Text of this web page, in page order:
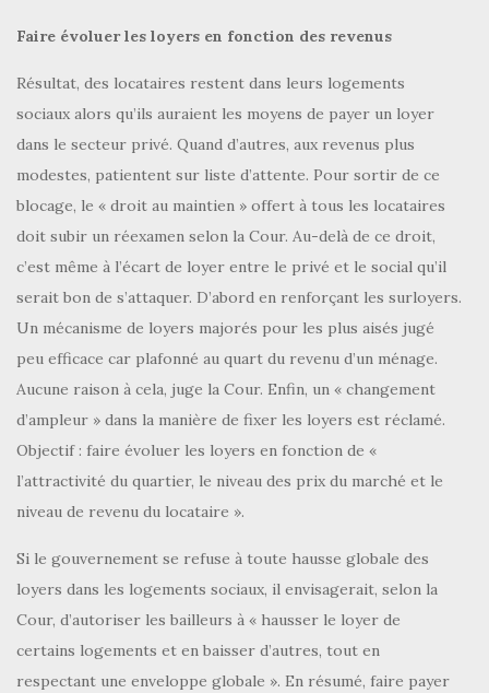
Faire évoluer les loyers en fonction des revenus
Résultat, des locataires restent dans leurs logements
sociaux alors qu’ils auraient les moyens de payer un loyer
dans le secteur privé. Quand d’autres, aux revenus plus
modestes, patientent sur liste d’attente. Pour sortir de ce
blocage, le « droit au maintien » offert à tous les locataires
doit subir un réexamen selon la Cour. Au-delà de ce droit,
c’est même à l’écart de loyer entre le privé et le social qu’il
serait bon de s’attaquer. D’abord en renforçant les surloyers.
Un mécanisme de loyers majorés pour les plus aisés jugé
peu efficace car plafonné au quart du revenu d’un ménage.
Aucune raison à cela, juge la Cour. Enfin, un « changement
d’ampleur » dans la manière de fixer les loyers est réclamé.
Objectif : faire évoluer les loyers en fonction de «
l’attractivité du quartier, le niveau des prix du marché et le
niveau de revenu du locataire ».
Si le gouvernement se refuse à toute hausse globale des
loyers dans les logements sociaux, il envisagerait, selon la
Cour, d’autoriser les bailleurs à « hausser le loyer de
certains logements et en baisser d’autres, tout en
respectant une enveloppe globale ». En résumé, faire payer